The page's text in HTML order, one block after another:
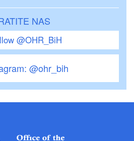
NAS
@OHR_BiH
@ohr_bih